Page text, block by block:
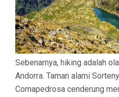
Sebenarnya, hiking adalah
Andorra. Taman alami
Comapedrosa cenderung